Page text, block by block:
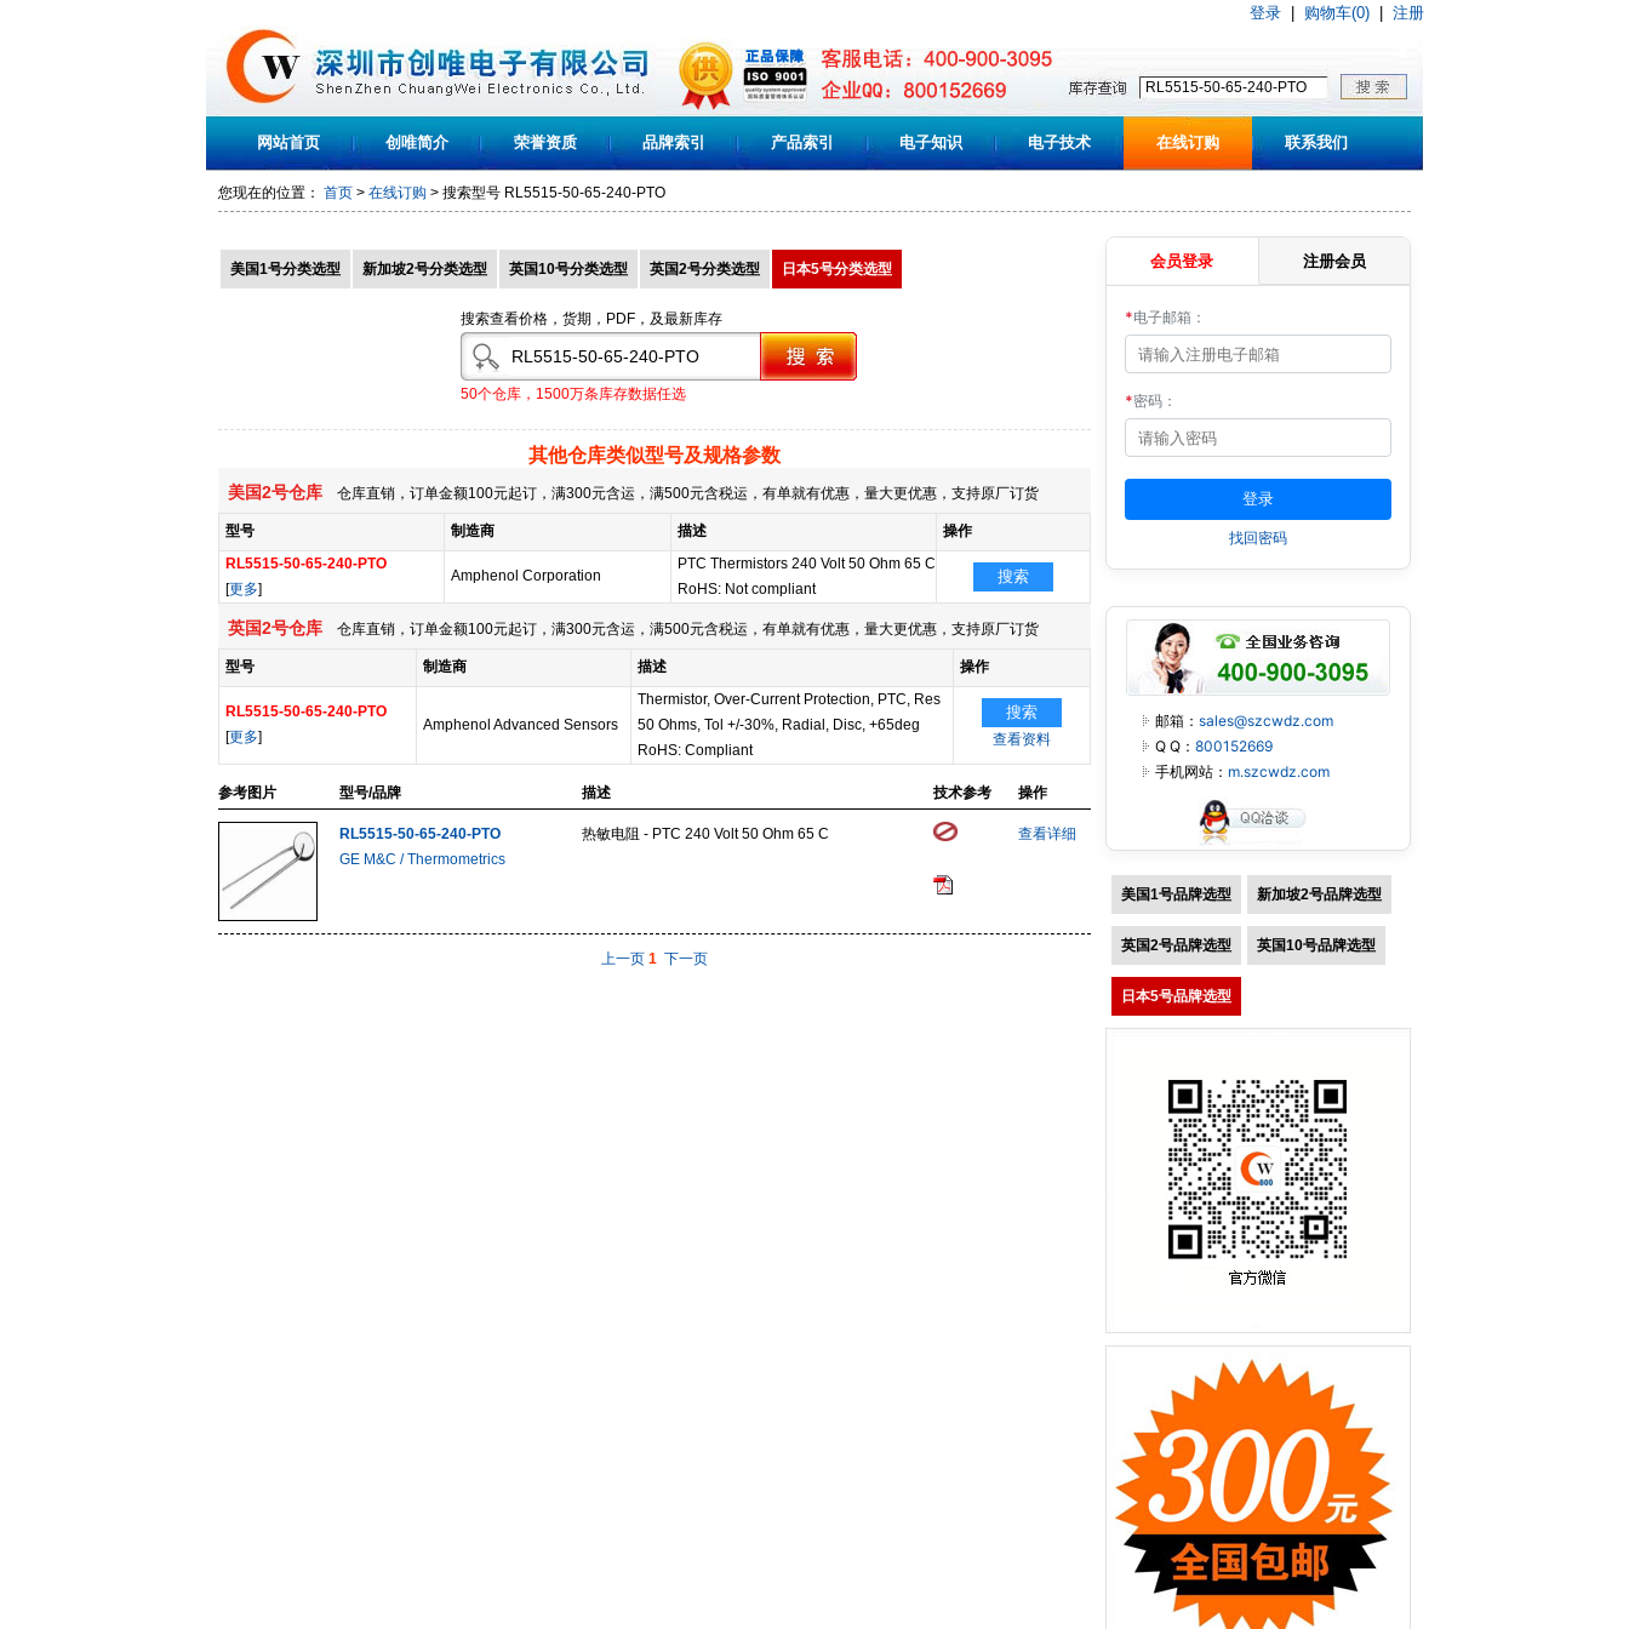
登录 购物车(0) 注册
网站首页 创唯简介 荣誉资质 品牌索引 产品索引 电子知识 电子技术 在线订购 联系我们
您现在的位置： 首页 > 在线订购 > 搜索型号 RL5515-50-65-240-PTO
美国1号分类选型 新加坡2号分类选型 英国10号分类选型 英国2号分类选型 日本5号分类选型
搜索查看价格，货期，PDF，及最新库存
50个仓库，1500万条库存数据任选
其他仓库类似型号及规格参数
美国2号仓库 仓库直销，订单金额100元起订，满300元含运，满500元含税运，有单就有优惠，量大更优惠，支持原厂订货
型号 制造商 描述
操作
RL5515-50-65-240-PTO
[更多]
Amphenol Corporation
PTC Thermistors 240 Volt 50 Ohm 65 C
RoHS: Not compliant
搜索
英国2号仓库 仓库直销，订单金额100元起订，满300元含运，满500元含税运，有单就有优惠，量大更优惠，支持原厂订货
型号 制造商 描述 操作
RL5515-50-65-240-PTO
[更多]
Amphenol Advanced Sensors
Thermistor, Over-Current Protection, PTC, Res
50 Ohms, Tol +/-30%, Radial, Disc, +65deg
RoHS: Compliant
搜索
查看资料
参考图片 型号/品牌 描述 技术参考 操作
RL5515-50-65-240-PTO
GE M&C / Thermometrics
热敏电阻 - PTC 240 Volt 50 Ohm 65 C 查看详细
上一页 1 下一页
会员登录 注册会员
*电子邮箱：
*密码：
找回密码
邮箱： sales@szcwdz.com
Q Q： 800152669
手机网站： m.szcwdz.com
美国1号品牌选型 新加坡2号品牌选型
英国2号品牌选型 英国10号品牌选型
日本5号品牌选型